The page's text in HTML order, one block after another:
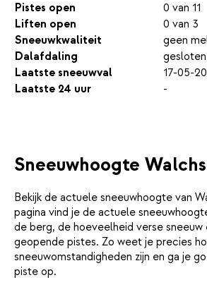
Pistes open
0 van 11
Liften open
0 van 3
Sneeuwkwaliteit
geen
Dalafdaling
gesloten
Laatste sneeuwval
17-05-
Laatste 24 uur
-
Sneeuwhoogte
Bekijk de actuele sneeuwhoogte van
pagina vind je de actuele
de berg, de hoeveelheid verse sneeuw
geopende pistes. Zo weet je precies
sneeuwomstandigheden zijn en ga je
piste op.